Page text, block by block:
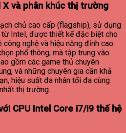
và phân khúc thị trường
chủ cao cấp (flagship), sử dụng
Intel, được thiết kế đặc biệt cho
nghệ và hiệu năng đỉnh cao.
phổ thông, mà tập trung vào
gồm các game thủ chuyên
và những chuyên gia cần khả
hiệu suất đa nhân tối đa cùng
thị trường.
CPU Intel Core i7/i9 thế hệ